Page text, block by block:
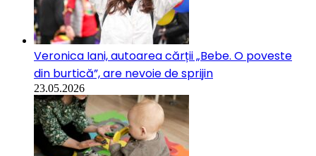
Veronica Iani, autoarea cărții „Bebe. O poveste
din burtică”, are nevoie de sprijin
23.05.2026